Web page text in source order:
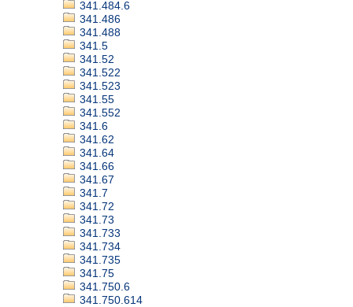
341.484.6
341.486
341.488
341.5
341.52
341.522
341.523
341.55
341.552
341.6
341.62
341.64
341.66
341.67
341.7
341.72
341.73
341.733
341.734
341.735
341.75
341.750.6
341.750.614